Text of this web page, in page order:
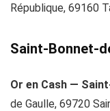
République, 69160
Saint-Bonnet-
Or en Cash —
de Gaulle, 69720